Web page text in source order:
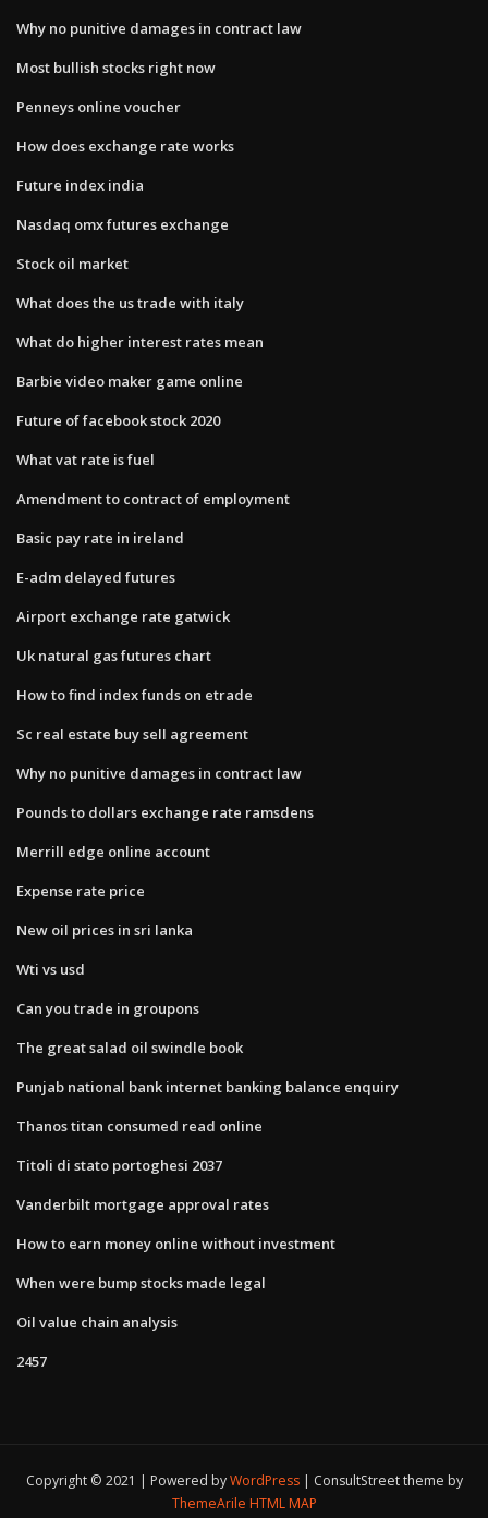
Why no punitive damages in contract law
Most bullish stocks right now
Penneys online voucher
How does exchange rate works
Future index india
Nasdaq omx futures exchange
Stock oil market
What does the us trade with italy
What do higher interest rates mean
Barbie video maker game online
Future of facebook stock 2020
What vat rate is fuel
Amendment to contract of employment
Basic pay rate in ireland
E-adm delayed futures
Airport exchange rate gatwick
Uk natural gas futures chart
How to find index funds on etrade
Sc real estate buy sell agreement
Why no punitive damages in contract law
Pounds to dollars exchange rate ramsdens
Merrill edge online account
Expense rate price
New oil prices in sri lanka
Wti vs usd
Can you trade in groupons
The great salad oil swindle book
Punjab national bank internet banking balance enquiry
Thanos titan consumed read online
Titoli di stato portoghesi 2037
Vanderbilt mortgage approval rates
How to earn money online without investment
When were bump stocks made legal
Oil value chain analysis
2457
Copyright © 2021 | Powered byWordPress
ConsultStreet theme by
ThemeArile HTML MAP